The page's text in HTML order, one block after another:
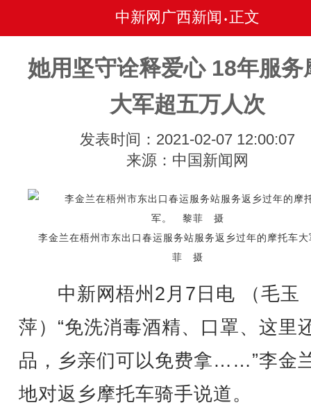
中新网广西新闻 • 正文
她用坚守诠释爱心 18年服务
大军超五万人次
发表时间：2021-02-07 12:00:07
来源：中国新闻网
李金兰在梧州市东出口春运服务站服务返乡过年的摩托车
菲 摄
中新网梧州2月7日电 （毛玉
萍）“免洗消毒酒精、口罩、这里
品，乡亲们可以免费拿……”李金
地对返乡摩托车骑手说道。